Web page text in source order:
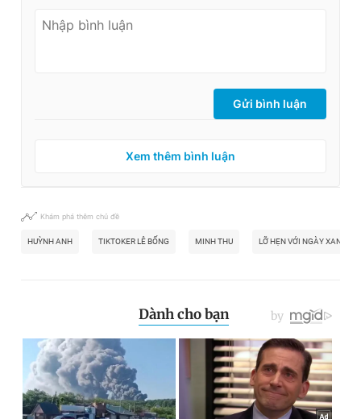
Gửi bình luận
Xem thêm bình luận
Khám phá thêm chủ đề
HUỲNH ANH TIKTOKER LÊ BỐNG MINH THU LỠ HẸN VỚI NGÀY XANH